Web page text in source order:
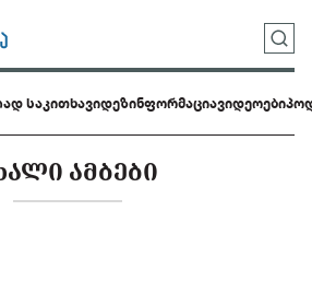
საკითხავიდეზინფორმაციავიდეოები
ᲐᲛᲑᲔᲑᲘ